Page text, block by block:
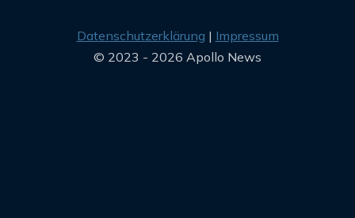
Datenschutzerklärung
Impressum
© 2023 - 2026 Apollo News